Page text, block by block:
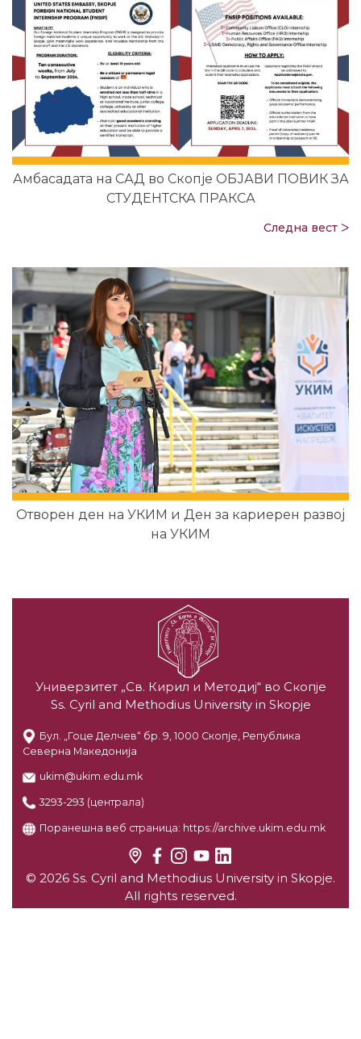
Амбасадата на САД во Скопје ОБЈАВИ ПОВИК ЗА
СТУДЕНТСКА ПРАКСА
Следна вест ᐳ
Отворен ден на УКИМ и Ден за кариерен развој
на УКИМ
Универзитет „Св. Кирил и Методиј“ во Скопје
Ss. Cyril and Methodius University in Skopje
Бул. „Гоце Делчев“ бр. 9, 1000 Скопје, Република
Северна Македонија
ukim@ukim.edu.mk
3293-293 (централа)
Поранешна веб страница: https://archive.ukim.edu.mk
© 2026 Ss. Cyril and Methodius University in Skopje.
All rights reserved.